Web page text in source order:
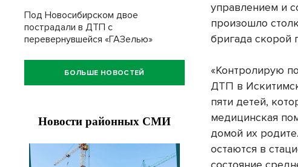
управлением и
произошло
бригада скорой
«Контролирую
ДТП в
пяти детей,
медицинская
домой их
остаются в
Под Новосибирском двое
пострадали в ДТП с
перевернувшейся «ГАЗелью»
БОЛЬШЕ НОВОСТЕЙ